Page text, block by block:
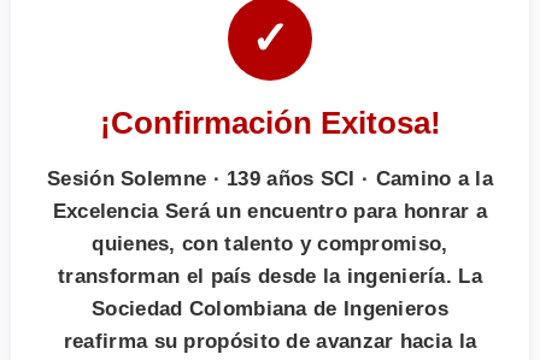
✓
¡Confirmación Exitosa!
Sesión Solemne · 139 años SCI · Camino a la
Excelencia Será un encuentro para honrar a
quienes, con talento y compromiso,
transforman el país desde la ingeniería. La
Sociedad Colombiana de Ingenieros
reafirma su propósito de avanzar hacia la